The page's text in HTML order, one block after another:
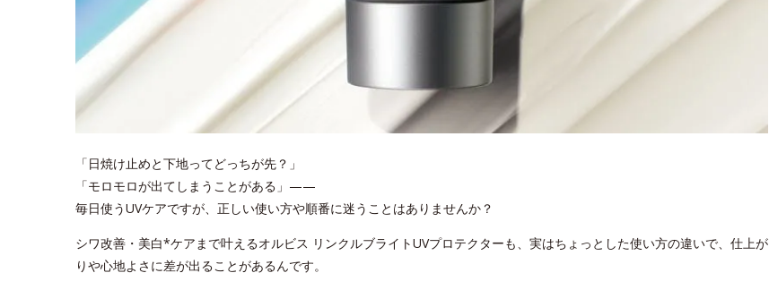
「日焼け止めと下地ってどっちが先？」
「モロモロが出てしまうことがある」——
毎日使うUVケアですが、正しい使い方や順番に迷うことはありませんか？
シワ改善・美白*ケアまで叶えるオルビス リンクルブライトUVプロテクターも、実はちょっとした使い方の違いで、仕上が
りや心地よさに差が出ることがあるんです。